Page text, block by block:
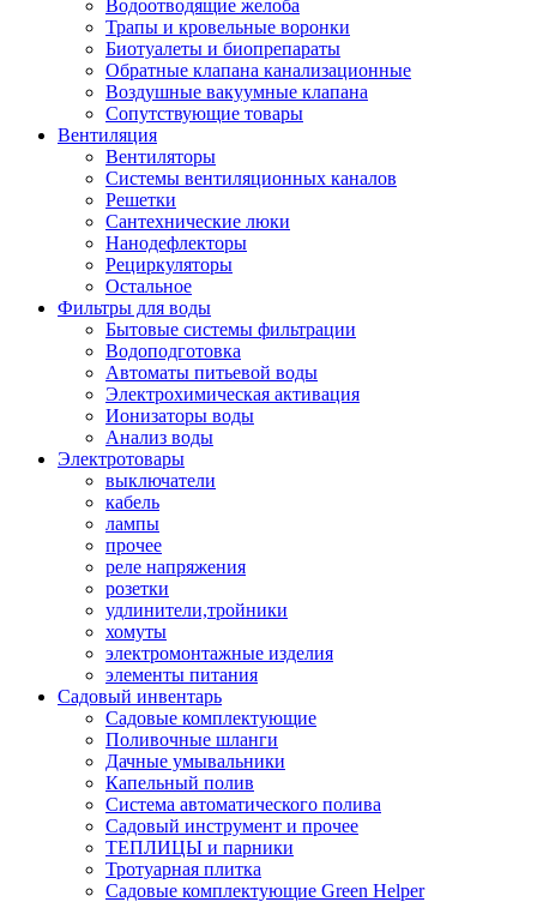
Водоотводящие желоба
Трапы и кровельные воронки
Биотуалеты и биопрепараты
Обратные клапана канализационные
Воздушные вакуумные клапана
Сопутствующие товары
Вентиляция
Вентиляторы
Системы вентиляционных каналов
Решетки
Сантехнические люки
Нанодефлекторы
Рециркуляторы
Остальное
Фильтры для воды
Бытовые системы фильтрации
Водоподготовка
Автоматы питьевой воды
Электрохимическая активация
Ионизаторы воды
Анализ воды
Электротовары
выключатели
кабель
лампы
прочее
реле напряжения
розетки
удлинители,тройники
хомуты
электромонтажные изделия
элементы питания
Садовый инвентарь
Садовые комплектующие
Поливочные шланги
Дачные умывальники
Капельный полив
Система автоматического полива
Садовый инструмент и прочее
ТЕПЛИЦЫ и парники
Тротуарная плитка
Садовые комплектующие Green Helper